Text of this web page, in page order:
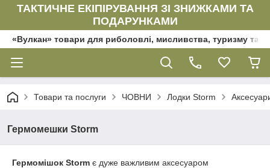
ТАКТИЧНЕ ЕКІПІРУВАННЯ ЗІ ЗНИЖКАМИ ТА
ПОДАРУНКАМИ
«Вулкан» товари для риболовлі, мисливства, туризму та
Товари та послуги ЧОВНИ Лодки Storm
Гермомешки Storm
Гермомішок Storm є дуже важливим аксесуаром